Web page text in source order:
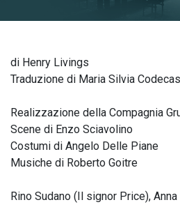
di Henry Livings
Traduzione di Maria Silvia
Realizzazione della Compagnia
Scene di Enzo Sciavolino
Costumi di Angelo Delle Piane
Musiche di Roberto Goitre
Rino Sudano (Il signor Price),